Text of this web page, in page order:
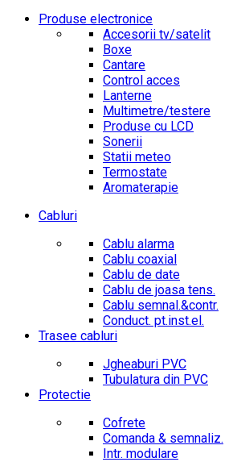
Produse electronice
Accesorii tv/satelit
Boxe
Cantare
Control acces
Lanterne
Multimetre/testere
Produse cu LCD
Sonerii
Statii meteo
Termostate
Aromaterapie
Cabluri
Cablu alarma
Cablu coaxial
Cablu de date
Cablu de joasa tens.
Cablu semnal.&contr.
Conduct. pt.inst.el.
Trasee cabluri
Jgheaburi PVC
Tubulatura din PVC
Protectie
Cofrete
Comanda & semnaliz.
Intr. modulare